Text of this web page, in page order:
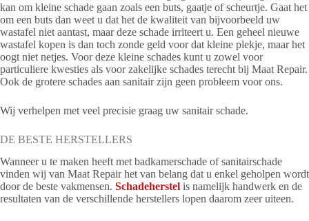
kan om kleine schade gaan zoals een buts, gaatje of scheurtje. Gaat het
om een buts dan weet u dat het de kwaliteit van bijvoorbeeld uw
wastafel niet aantast, maar deze schade irriteert u. Een geheel nieuwe
wastafel kopen is dan toch zonde geld voor dat kleine plekje, maar het
oogt niet netjes. Voor deze kleine schades kunt u zowel voor
particuliere kwesties als voor zakelijke schades terecht bij Maat Repair.
Ook de grotere schades aan sanitair zijn geen probleem voor ons.
Wij verhelpen met veel precisie graag uw sanitair schade.
DE BESTE HERSTELLERS
Wanneer u te maken heeft met badkamerschade of sanitairschade
vinden wij van Maat Repair het van belang dat u enkel geholpen wordt
door de beste vakmensen. Schadeherstel is namelijk handwerk en de
resultaten van de verschillende herstellers lopen daarom zeer uiteen.